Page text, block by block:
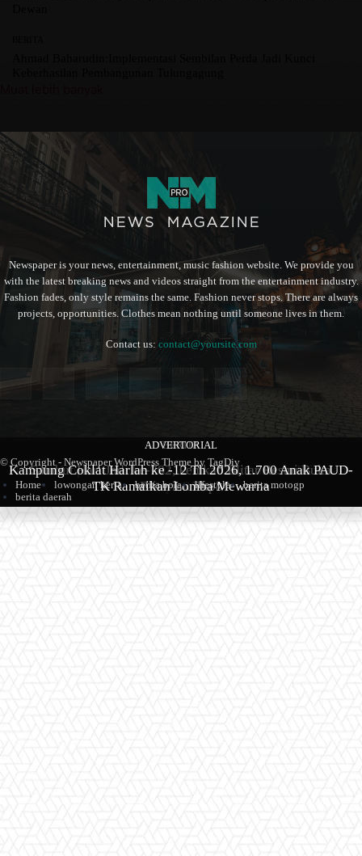
BERITA
Produk Kopi Premium Asal Wonodadi Ramaikan Blitarian
Expo 2026
BERITA
Sambut Hari Jadi ke-702, Pemkab Blitar Resmi Buka
Blitarian Expo
ADVERTORIAL
Kampung Coklat Harlah ke -12 Th 2026, 1.700 Anak PAUD-
TK Ramaikan Lomba Mewarna
Newspaper is your news, entertainment, music fashion website. We provide you
with the latest breaking news and videos straight from the entertainment industry.
Fashion fades, only style remains the same. Fashion never stops. There are always
projects, opportunities. Clothes mean nothing until someone lives in them.
Contact us: contact@yoursite.com
© Copyright - Newspaper WordPress Theme by TagDiv
Home
lowongan kerja berita bola lifestyle
berita motogp
berita daerah